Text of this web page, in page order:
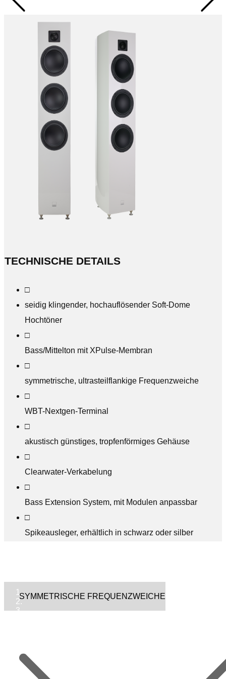
TECHNISCHE DETAILS
□
seidig klingender, hochauflösender Soft-Dome
Hochtöner
□
Bass/Mittelton mit XPulse-Membran
□
symmetrische, ultrasteilflankige Frequenzweiche
□
WBT-Nextgen-Terminal
□
akustisch günstiges, tropfenförmiges Gehäuse
□
Clearwater-Verkabelung
□
Bass Extension System, mit Modulen anpassbar
□
Spikeausleger, erhältlich in schwarz oder silber
SYMMETRISCHE FREQUENZWEICHE